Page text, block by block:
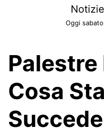
Oggi
Cosa Sta